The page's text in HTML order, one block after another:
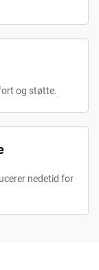
og støtte.
nedetid for